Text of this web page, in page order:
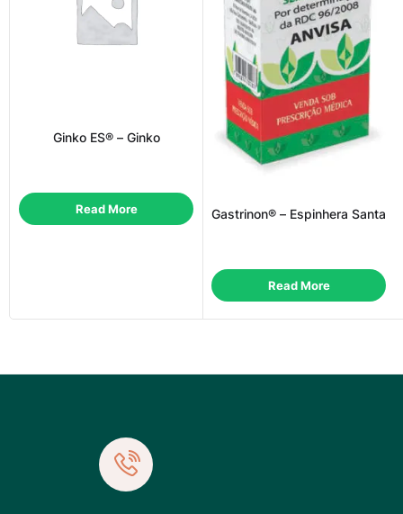
Ginko ES® – Ginko
Read More Gastrinon® – Espinhera Santa
Read More